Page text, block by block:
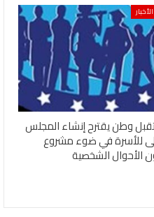
وطن يقترح إنشاء المجلس
للأسرة في ضوء مشروع
الأحوال الشخصية